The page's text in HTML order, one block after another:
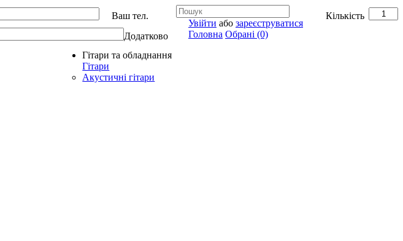
Кількість
Ваш тел.
Додатково
в Україні
Увійти або зареєструватися
Головна Обрані (0)
Гітари та обладнання
Гітари
Акустичні гітари